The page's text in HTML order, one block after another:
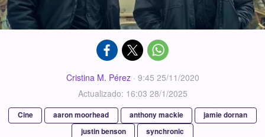
Cristina M. Pérez· 9:45 25/11/2020
Actualizado: 16:03 28/1/2025
Cine aaron moorhead anthony mackie
jamie dornan
justin benson
synchronic